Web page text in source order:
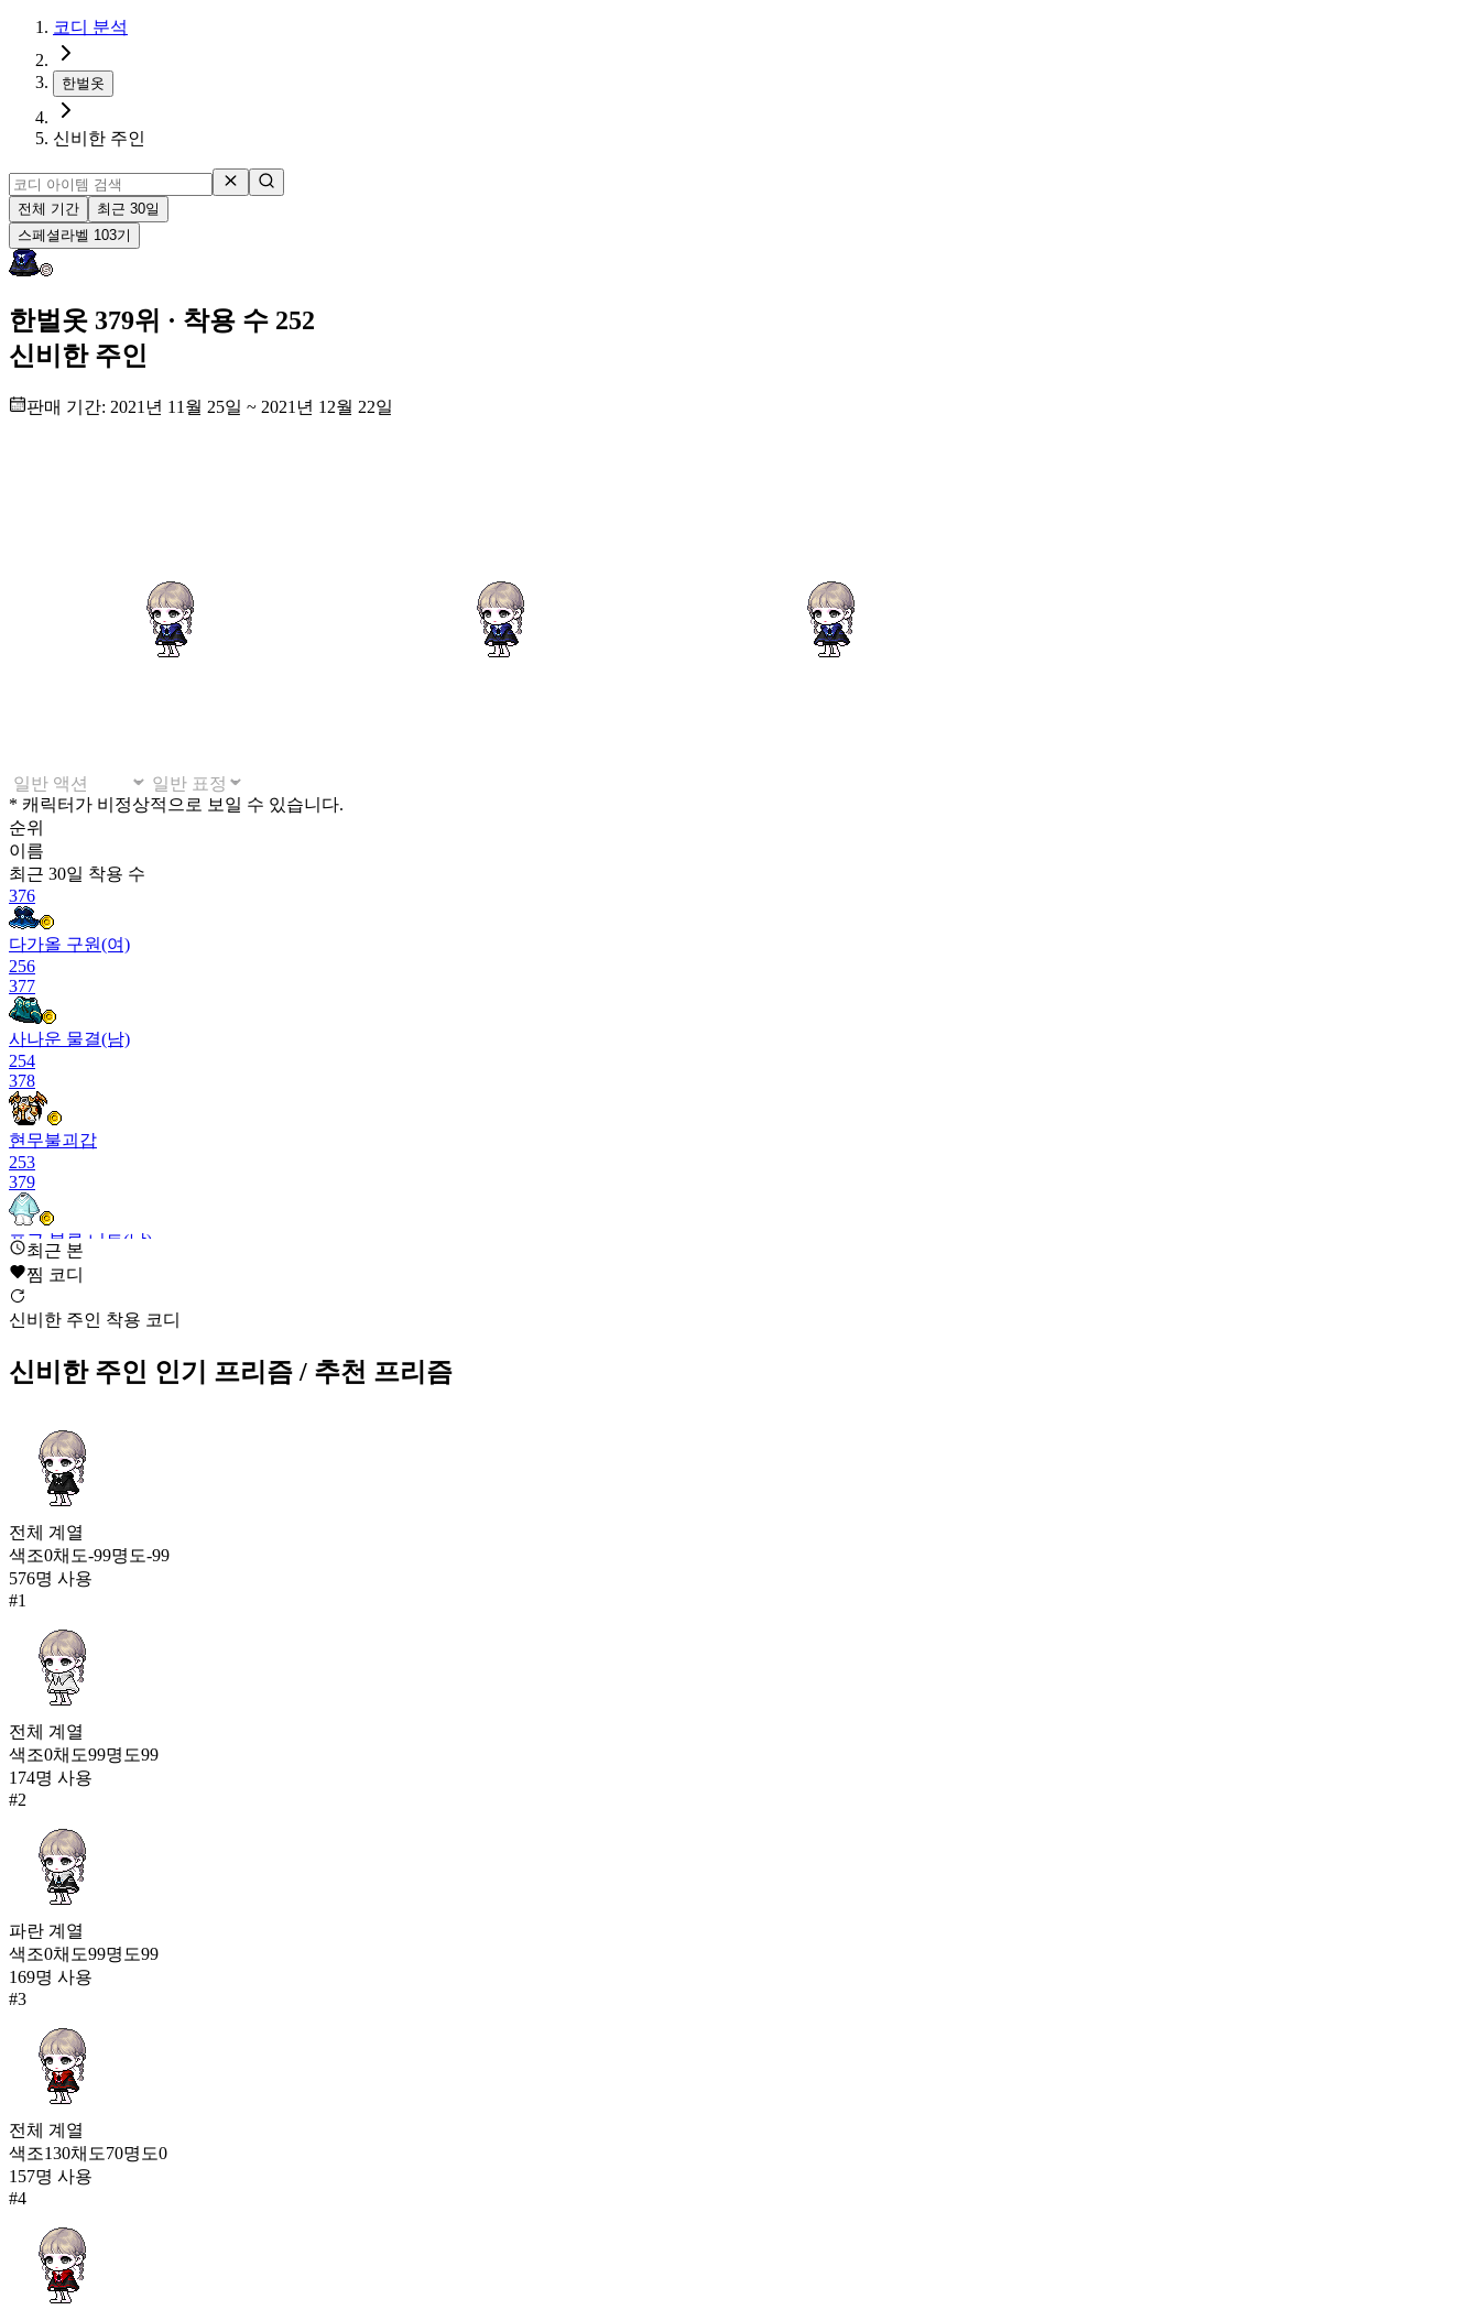
코디 분석
한벌옷
신비한 주인
전체 기간
최근 30일
스페셜 라벨 103기
한벌옷 379위 · 착용 수 252
신비한 주인
판매 기간: 2021년 11월 25일 ~ 2021년 12월 22일
* 캐릭터가 비정상적으로 보일 수 있습니다.
순위
이름
최근 30일 착용 수
376
다가올 구원(여)
256
377
사나운 물결(남)
254
378
현무불괴갑
253
379
포근 블루 니트(남)
252
379
고요한 평온(남)
379
신비한 주인
252
379
포근 블루 니트(남)
고요한 평온(남)
383
노바 카인 제복
251
384
꿈꾸는 애벌레 배
달빛 대공자(남)
250
384
최근 본
찜 코디
신비한 주인 착용 코디
신비한 주인 인기 프리즘 / 추천 프리즘
전체 계열
색조0채도-99명도-99
576명 사용
#1
전체 계열
색조0채도99명도99
174명 사용
#2
파란 계열
색조0채도99명도99
169명 사용
#3
전체 계열
색조130채도70명도0
157명 사용
#4